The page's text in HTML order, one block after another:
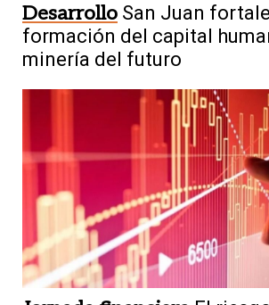
Desarrollo San Juan
formación del capital
minería del futuro